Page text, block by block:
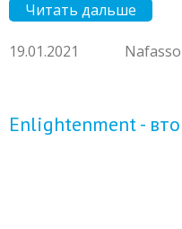
Читать дальше
19.01.2021
Enlightenment -